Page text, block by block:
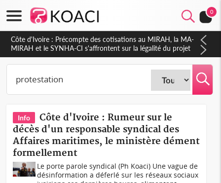
0
Côte d'Ivoire : Indépendance 2026, Thiam plaide pour un
environnement démocratique plus apaisé
Info
Côte d'Ivoire : Rumeur sur le
décès d'un responsable syndical des
Affaires maritimes, le ministère dément
formellement
Le porte parole syndical (Ph Koaci) Une vague de
désinformation a déferlé sur les réseaux sociaux